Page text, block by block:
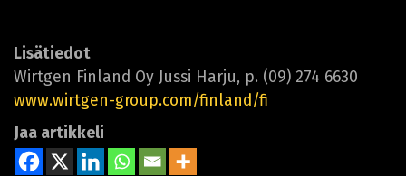
Lisätiedot
Wirtgen Finland Oy Jussi Harju, p. (09) 274 6630
www.wirtgen-group.com/finland/fi
Jaa artikkeli